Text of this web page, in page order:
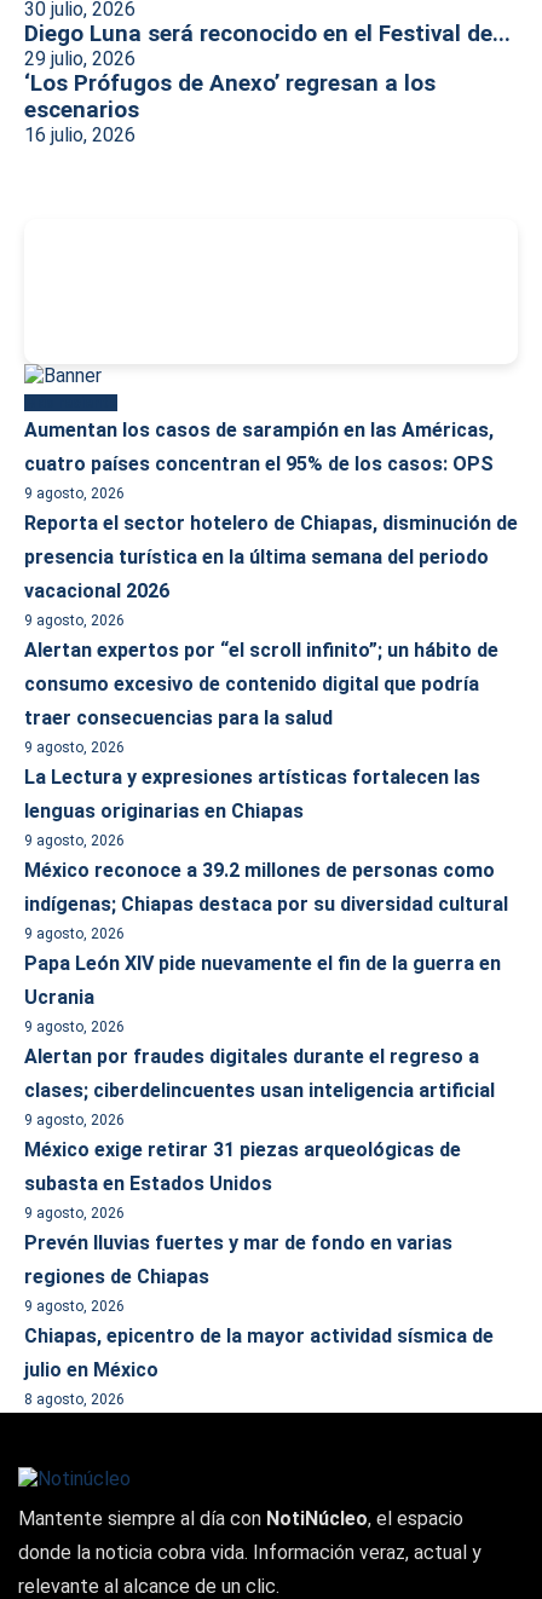
30 julio, 2026
Diego Luna será reconocido en el Festival de...
29 julio, 2026
‘Los Prófugos de Anexo’ regresan a los
escenarios
16 julio, 2026
Aumentan los casos de sarampión en las Américas,
cuatro países concentran el 95% de los casos: OPS
9 agosto, 2026
Reporta el sector hotelero de Chiapas, disminución de
presencia turística en la última semana del periodo
vacacional 2026
9 agosto, 2026
Alertan expertos por “el scroll infinito”; un hábito de
consumo excesivo de contenido digital que podría
traer consecuencias para la salud
9 agosto, 2026
La Lectura y expresiones artísticas fortalecen las
lenguas originarias en Chiapas
9 agosto, 2026
México reconoce a 39.2 millones de personas como
indígenas; Chiapas destaca por su diversidad cultural
9 agosto, 2026
Papa León XIV pide nuevamente el fin de la guerra en
Ucrania
9 agosto, 2026
Alertan por fraudes digitales durante el regreso a
clases; ciberdelincuentes usan inteligencia artificial
9 agosto, 2026
México exige retirar 31 piezas arqueológicas de
subasta en Estados Unidos
9 agosto, 2026
Prevén lluvias fuertes y mar de fondo en varias
regiones de Chiapas
9 agosto, 2026
Chiapas, epicentro de la mayor actividad sísmica de
julio en México
8 agosto, 2026
Mantente siempre al día con NotiNúcleo, el espacio
donde la noticia cobra vida. Información veraz, actual y
relevante al alcance de un clic.